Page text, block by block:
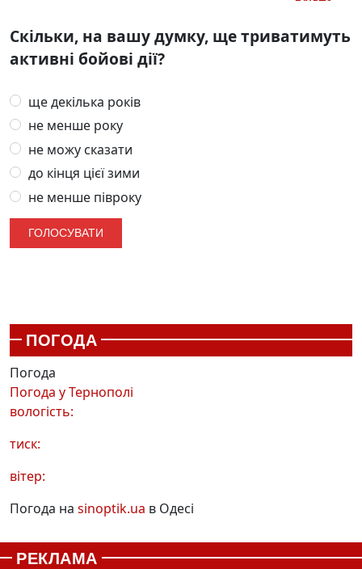
Скільки, на вашу думку, ще триватимуть
активні бойові дії?
ще декілька років
не менше року
не можу сказати
до кінця цієї зими
не менше півроку
ПОГОДА
Погода
Погода уТернополі
вологість:
тиск:
вітер:
Погода на sinoptik.ua в Одесі
РЕКЛАМА